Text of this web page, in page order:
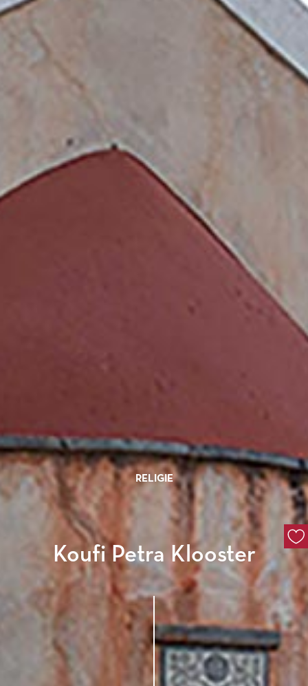
RELIGIE
Koufi Petra Klooster